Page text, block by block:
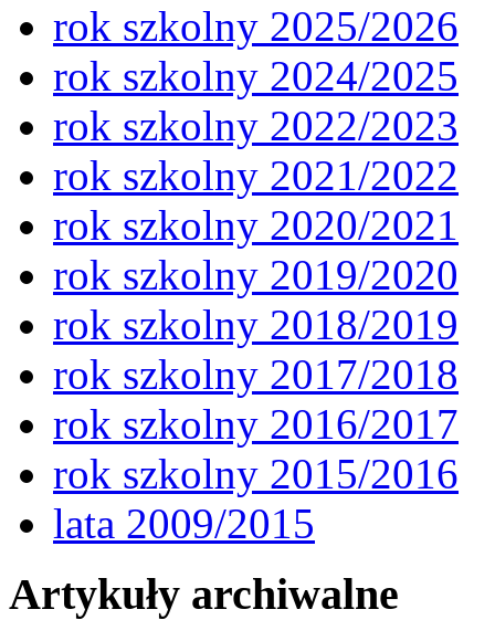
rok szkolny 2025/2026
rok szkolny 2024/2025
rok szkolny 2022/2023
rok szkolny 2021/2022
rok szkolny 2020/2021
rok szkolny 2019/2020
rok szkolny 2018/2019
rok szkolny 2017/2018
rok szkolny 2016/2017
rok szkolny 2015/2016
lata 2009/2015
Artykuły archiwalne